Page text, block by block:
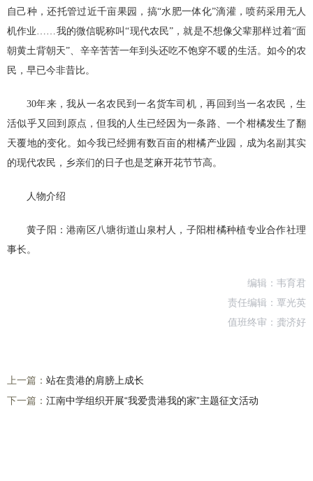
自己种，还托管过近千亩果园，搞“水肥一体化”滴灌，喷药采用无人
机作业……我的微信昵称叫“现代农民”，就是不想像父辈那样过着“面
朝黄土背朝天”、辛辛苦苦一年到头还吃不饱穿不暖的生活。如今的农
民，早已今非昔比。
30年来，我从一名农民到一名货车司机，再回到当一名农民，生
活似乎又回到原点，但我的人生已经因为一条路、一个柑橘发生了翻
天覆地的变化。如今我已经拥有数百亩的柑橘产业园，成为名副其实
的现代农民，乡亲们的日子也是芝麻开花节节高。
人物介绍
黄子阳：港南区八塘街道山泉村人，子阳柑橘种植专业合作社理
事长。
编辑：韦育君
责任编辑：覃光英
值班终审：龚济好
上一篇： 站在贵港的肩膀上成长
下一篇： 江南中学组织开展“我爱贵港我的家”主题征文活动